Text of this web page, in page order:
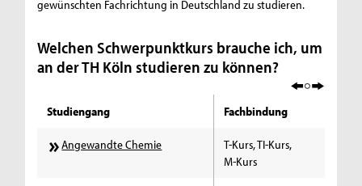
gewünschten Fachrichtung in Deutschland zu studieren.
Welchen Schwerpunktkurs brauche ich, um
an der TH Köln studieren zu können?
Studiengang Fachbindung
Angewandte Chemie
T-Kurs, TI-Kurs,
M-Kurs